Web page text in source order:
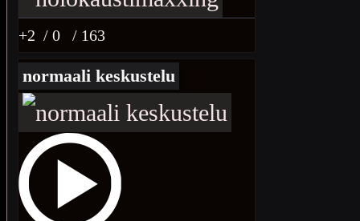
+2 / 0 / 163
normaali keskustelu